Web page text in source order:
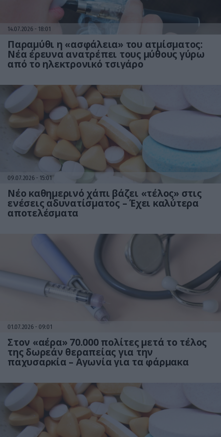
14.07.2026 18:01
Παραμύθι η «ασφάλεια» του ατμίσματος:
Νέα έρευνα ανατρέπει τους μύθους γύρω
από το ηλεκτρονικό τσιγάρο
09.07.2026 15:01
Νέο καθημερινό χάπι βάζει «τέλος» στις
ενέσεις αδυνατίσματος – Έχει καλύτερα
αποτελέσματα
01.07.2026 09:01
Στον «αέρα» 70.000 πολίτες μετά το τέλος
της δωρεάν θεραπείας για την
παχυσαρκία – Αγωνία για τα φάρμακα